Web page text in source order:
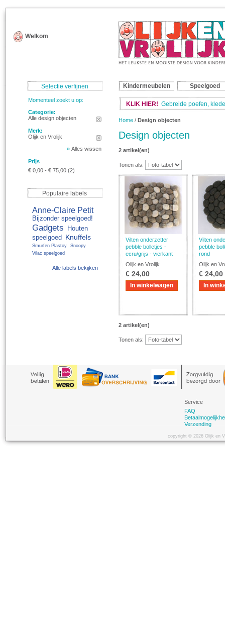
Welkom
Kindermeubelen Speelgoed
KLIK HIER! Gebreide poefen,
Home / Design objecten
Design objecten
2 artikel(en)
Tonen als:
Vilten onderzetter
pebble bolletjes -
ecru/grijs - vierkant
Olijk en Vrolijk
€ 24,00
In winkelwagen
Vilten
pebble
rond
Olijk en
€ 24,00
In
2 artikel(en)
Tonen als:
Selectie verfijnen
Momenteel zoekt u op:
Categorie:
Alle design objecten
Merk:
Olijk en Vrolijk
» Alles wissen
Prijs
€ 0,00 - € 75,00 (2)
Populaire labels
Anne-Claire Petit
Bijzonder speelgoed!
Gadgets
Houten
speelgoed
Knuffels
Smurfen Plastoy
Snoopy
Vilac speelgoed
Alle labels bekijken
Service
FAQ
Verzending
copyright © 2026 Olijk en